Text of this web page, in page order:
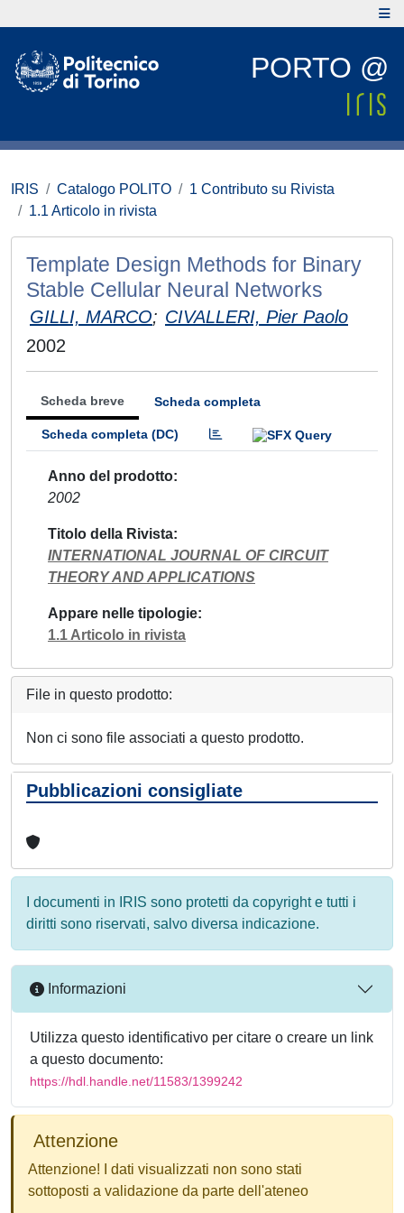
PORTO @
IRIS Catalogo POLITO
1 Contributo su Rivista
1.1 Articolo in rivista
Template Design Methods for Binary
Stable Cellular Neural Networks
GILLI, MARCO; CIVALLERI, Pier Paolo
2002
Scheda breve Scheda completa
Scheda completa (DC)
Anno del prodotto
2002
Titolo della Rivista
INTERNATIONAL JOURNAL OF CIRCUIT
THEORY AND APPLICATIONS
Appare nelle tipologie
1.1 Articolo in rivista
File in questo prodotto:
Non ci sono file associati a questo prodotto.
Pubblicazioni consigliate
I documenti in IRIS sono protetti da copyright e tutti i
diritti sono riservati, salvo diversa indicazione.
Informazioni
Utilizza questo identificativo per citare o creare un link
a questo documento:
https://hdl.handle.net/11583/1399242
Attenzione
Attenzione! I dati visualizzati non sono stati
sottoposti a validazione da parte dell'ateneo